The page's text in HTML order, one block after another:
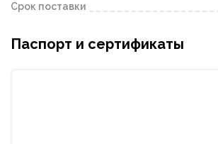
Срок поставки
Паспорт и сертификаты